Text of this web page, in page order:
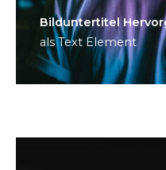
Bild­unter­titel
als Text Element